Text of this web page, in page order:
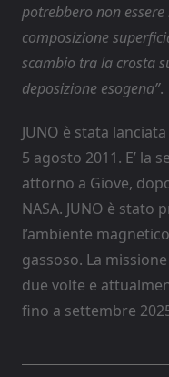
potrebbero non
composizione
scambio tra la crosta
deposizione esogena”.
JUNO è stata
5 agosto 2011. E’ la
attorno a Giove,
NASA. JUNO è
l’ambiente
gassoso. La
due volte e
fino a settembre